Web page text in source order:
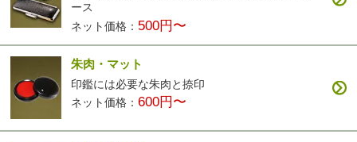
ース
ネット価格： 500円〜
朱肉・マット
印鑑には必要な朱肉と捺印
ネット価格：600円〜